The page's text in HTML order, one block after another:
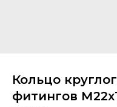
Кольцо
фитингов